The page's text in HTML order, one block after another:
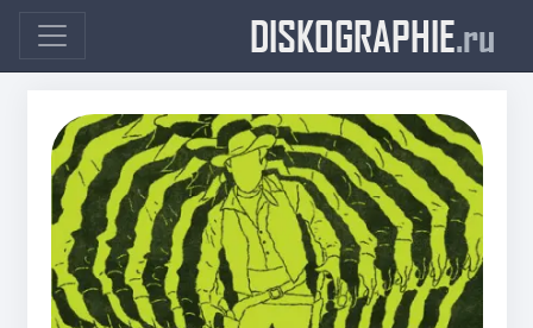
DISKOGRAPHIE.ru